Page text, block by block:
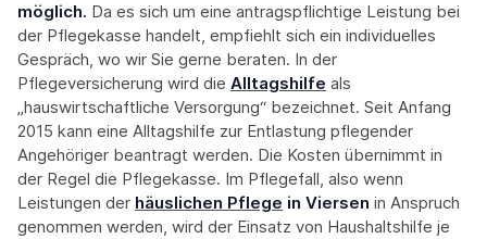
möglich. Da es sich um eine antragspflichtige Leistung bei
der Pflegekasse handelt, empfiehlt sich ein individuelles
Gespräch, wo wir Sie gerne beraten. In der
Pflegeversicherung wird die Alltagshilfe als
„hauswirtschaftliche Versorgung“ bezeichnet. Seit Anfang
2015 kann eine Alltagshilfe zur Entlastung pflegender
Angehöriger beantragt werden. Die Kosten übernimmt in
der Regel die Pflegekasse. Im Pflegefall, also wenn
Leistungen der häuslichen Pflege in Viersen in Anspruch
genommen werden, wird der Einsatz von Haushaltshilfe je